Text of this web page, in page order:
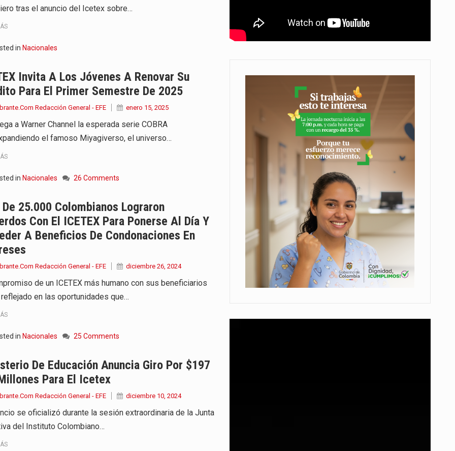
tras el anuncio del Icetex sobre…
in Nacionales
Invita A Los Jóvenes A Renovar Su
Para El Primer Semestre De 2025
Redacción General - EFE enero 15, 2025
a Warner Channel la esperada serie COBRA
el famoso Miyagiverso, el universo…
in Nacionales 26 Comments
De 25.000 Colombianos Lograron
Con El ICETEX Para Ponerse Al Día Y
A Beneficios De Condonaciones En
Redacción General - EFE diciembre 26, 2024
de un ICETEX más humano con sus beneficiarios
en las oportunidades que…
in Nacionales 25 Comments
De Educación Anuncia Giro Por $197
Para El Icetex
Redacción General - EFE diciembre 10, 2024
se oficializó durante la sesión extraordinaria de la Junta
del Instituto Colombiano…